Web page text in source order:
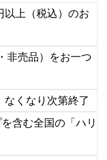
以上（税込）のお
非売品）をお一つ
なくなり次第終了
含む全国の「ハリ